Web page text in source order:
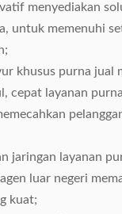
menyediakan
untuk memenuhi
khusus purna jual
cepat layanan
jaringan layanan
luar negeri
kuat;